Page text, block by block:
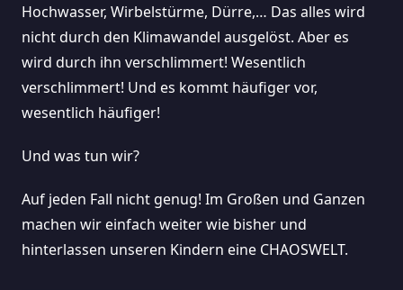
Hochwasser, Wirbelstürme, Dürre,… Das alles wird
nicht durch den Klimawandel ausgelöst. Aber es
wird durch ihn verschlimmert! Wesentlich
verschlimmert! Und es kommt häufiger vor,
wesentlich häufiger!
Und was tun wir?
Auf jeden Fall nicht genug! Im Großen und Ganzen
machen wir einfach weiter wie bisher und
hinterlassen unseren Kindern eine CHAOSWELT.